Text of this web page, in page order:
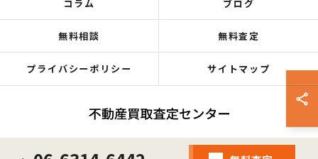
コラム ブログ
無料相談 無料査定
プライバシーポリシー サイトマップ
© 2026 大阪府大阪市の不動産売却なら不動産買取査定センター ALL RIGHTS